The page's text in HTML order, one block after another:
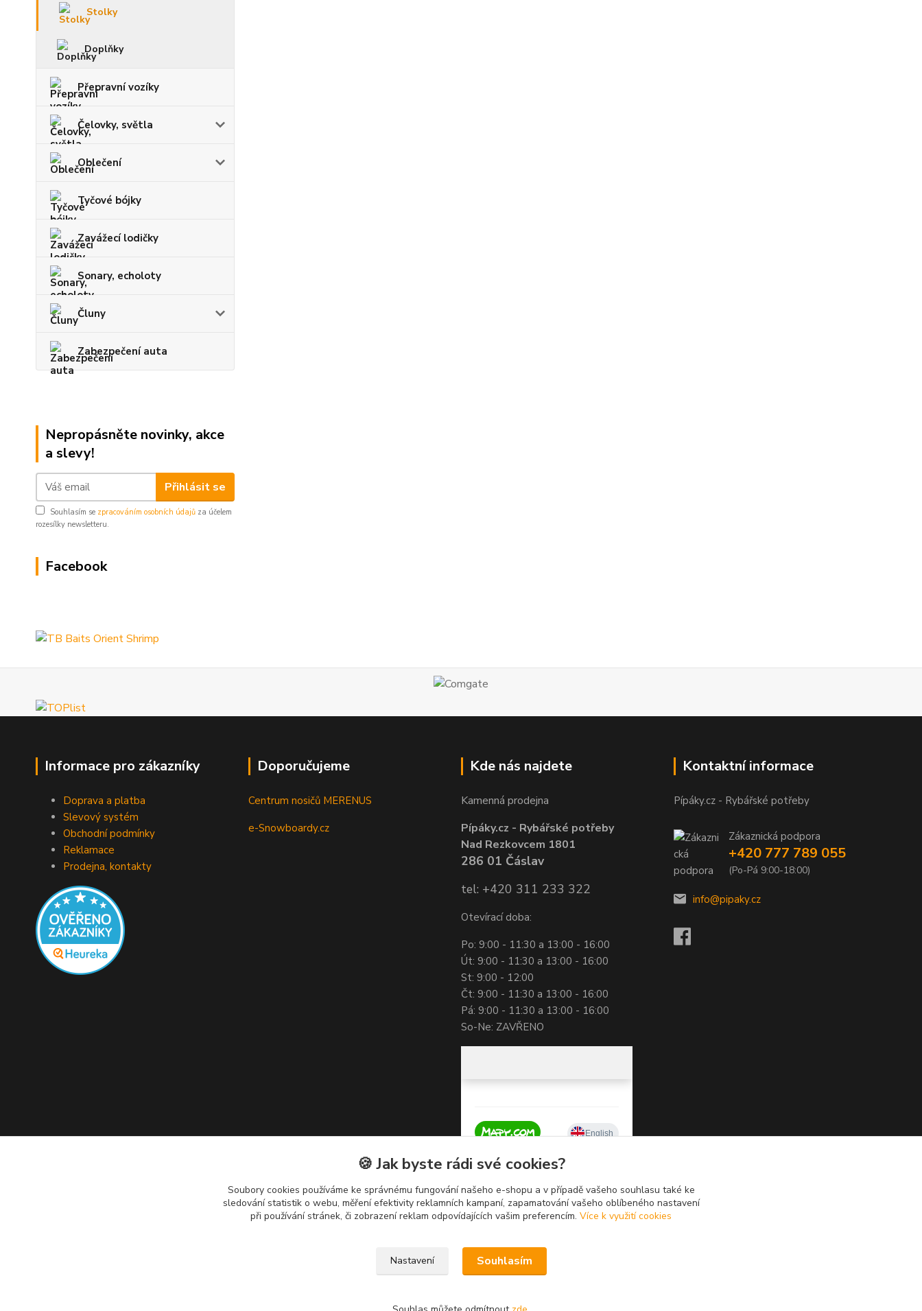
Stolky
Doplňky
Přepravní vozíky
Čelovky, světla
Oblečení
Tyčové bójky
Zavážecí lodičky
Sonary, echoloty
Čluny
Zabezpečení auta
Nepropásněte novinky, akce
a slevy!
Přihlásit se
Souhlasím se zpracováním osobních údajů za účelem
rozesílky newsletteru.
Facebook
Informace pro zákazníky
Doprava a platba
Slevový systém
Obchodní podmínky
Reklamace
Prodejna, kontakty
Doporučujeme
Centrum nosičů MERENUS
e-Snowboardy.cz
Kde nás najdete
Kamenná prodejna
Pípáky.cz - Rybářské potřeby
Nad Rezkovcem 1801
286 01 Čáslav
tel: +420 311 233 322
Otevírací doba:
Po: 9:00 - 11:30 a 13:00 - 16:00
Út: 9:00 - 11:30 a 13:00 - 16:00
St: 9:00 - 12:00
Čt: 9:00 - 11:30 a 13:00 - 16:00
Pá: 9:00 - 11:30 a 13:00 - 16:00
So-Ne: ZAVŘENO
Kontaktní informace
Pípáky.cz - Rybářské potřeby
Zákaznická podpora
+420 777 789 055
(Po-Pá 9:00-18:00)
info@pipaky.cz
🍪 Jak byste rádi své cookies?
Soubory cookies používáme ke správnému fungování našeho e-shopu a v případě vašeho souhlasu také ke
sledování statistik o webu, měření efektivity reklamních kampaní, zapamatování vašeho oblíbeného nastavení
při používání stránek, či zobrazení reklam odpovídajících vašim preferencím. Více k využití cookies
Nastavení Souhlasím